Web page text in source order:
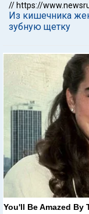
// https://
Из кишечника
зубную щетку
You'll Be Amazed By